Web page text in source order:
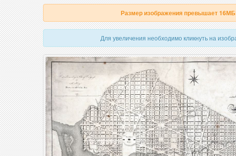
Размер изображения превышает
Для увеличения необходимо кликнуть на